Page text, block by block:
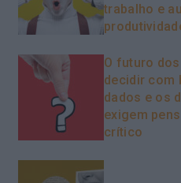
trabalho e
O futuro
decidir com
dados e os
exigem
crítico